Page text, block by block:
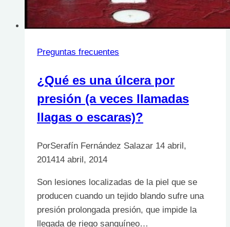
Preguntas frecuentes
¿Qué es una úlcera por
presión (a veces llamadas
llagas o escaras)?
PorSerafín Fernández Salazar 14 abril,
201414 abril, 2014
Son lesiones localizadas de la piel que se
producen cuando un tejido blando sufre una
presión prolongada presión, que impide la
llegada de riego sanguíneo…